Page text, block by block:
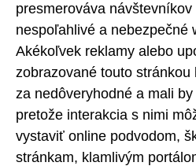
presmerováva
nespoľahlivé a nebezpečné
Akékoľvek reklamy alebo
zobrazované touto
za nedôveryhodné a mali
pretože interakcia s nimi
vystaviť online podvodom,
stránkam, klamlivým